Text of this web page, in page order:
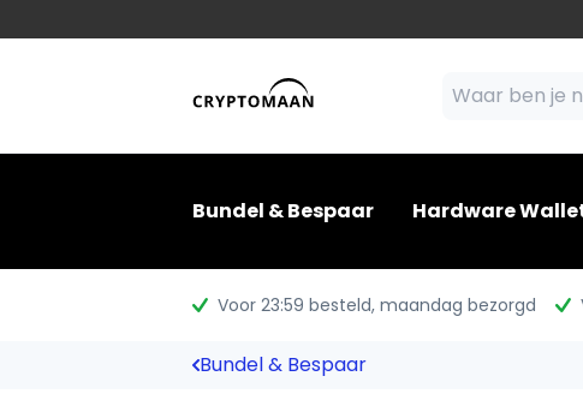
Bundel & Bespaar Hardware
Voor 23:59 besteld, maandag bezorgd
Bundel & Bespaar